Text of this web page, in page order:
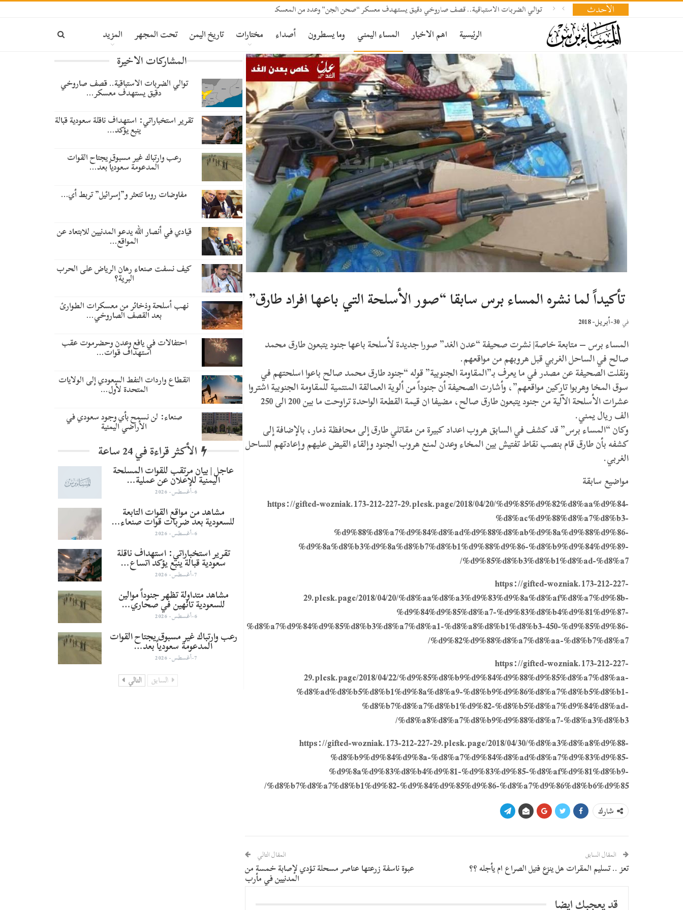
الأحدث توالي الضربات الاستباقية.. قصف صاروخي دقيق يستهدف معسكر “صحن الجن” وعدد من المعسكرات بمأرب
الرئيسية اهم الاخبار المساء اليمني وما يسطرون أصداء مختارات تاريخ اليمن تحت المجهر المزيد
تأكيداً لما نشره المساء برس سابقا “صور الأسلحة التي باعها افراد طارق”
في 30-أبريل- 2018
المساء برس – متابعة خاصة| نشرت صحيفة “عدن الغد” صورا جديدة لأسلحة باعها جنود يتبعون طارق محمد
صالح في الساحل الغربي قبل هروبهم من مواقعهم.
ونقلت الصحيفة عن مصدر في ما يعرف بـ”المقاومة الجنوبية” قوله “جنود طارق محمد صالح باعوا اسلحتهم في
سوق المخا وهربوا تاركين مواقعهم”، وأشارت الصحيفة أن جنوداً من ألوية العمالقة المنتمية للمقاومة الجنوبية اشتروا
عشرات الأسلحة الآلية من جنود يتبعون طارق صالح، مضيفا ان قيمة القطعة الواحدة تراوحت ما بين 200 الى 250
الف ريال يمني.
وكان “المساء برس” قد كشف في السابق هروب اعداد كبيرة من مقاتلي طارق إلى محافظة ذمار، بالإضافة إلى
كشفه بأن طارق قام بنصب نقاط تفتيش بين المخاء وعدن لمنع هروب الجنود وإلقاء القيض عليهم وإعادتهم للساحل
الغربي.
مواضيع سابقة
https://gifted-wozniak.173-212-227-29.plesk.page/2018/04/20/%d9%85%d9%82%d8%aa%d9%84-
%d8%ac%d9%88%d8%a7%d8%b3-
%d9%88%d8%a7%d9%84%d8%ad%d9%88%d8%ab%d9%8a%d9%88%d9%86-
%d9%8a%d8%b3%d9%8a%d8%b7%d8%b1%d9%88%d9%86-%d8%b9%d9%84%d9%89-
%d9%85%d8%b3%d8%b1%d8%ad-%d8%a7/
https://gifted-wozniak.173-212-227-
29.plesk.page/2018/04/20/%d8%aa%d8%a3%d9%83%d9%8a%d8%af%d8%a7%d9%8b-
%d9%84%d9%85%d8%a7-%d9%83%d8%b4%d9%81%d9%87-
%d8%a7%d9%84%d9%85%d8%b3%d8%a7%d8%a1-%d8%a8%d8%b1%d8%b3-450-%d9%85%d9%86-
%d9%82%d9%88%d8%a7%d8%aa-%d8%b7%d8%a7/
https://gifted-wozniak.173-212-227-
29.plesk.page/2018/04/22/%d9%85%d8%b9%d9%84%d9%88%d9%85%d8%a7%d8%aa-
%d8%ad%d8%b5%d8%b1%d9%8a%d8%a9-%d8%b9%d9%86%d8%a7%d8%b5%d8%b1-
%d8%b7%d8%a7%d8%b1%d9%82-%d8%b5%d8%a7%d9%84%d8%ad-
%d8%a8%d8%a7%d8%b9%d9%88%d8%a7-%d8%a3%d8%b3/
https://gifted-wozniak.173-212-227-29.plesk.page/2018/04/30/%d8%a3%d8%a8%d9%88-
%d8%b9%d9%84%d9%8a-%d8%a7%d9%84%d8%ad%d8%a7%d9%83%d9%85-
%d9%8a%d9%83%d8%b4%d9%81-%d9%83%d9%85-%d8%af%d9%81%d8%b9-
%d8%b7%d8%a7%d8%b1%d9%82-%d9%84%d9%85%d9%86-%d8%a7%d9%86%d8%b6%d9%85/
شارك
المقال السابق
تعز .. تسليم المقرات هل ينزع فتيل الصراع ام يأجله ؟؟
المقال التالي
عبوة ناسفة زرعتها عناصر مسحلة تؤدي لإصابة خمسة من
المدنيين في مأرب
قد يعجبك ايضا
المشاركات الاخيرة
توالي الضربات الاستباقية.. قصف صاروخي
دقيق يستهدف معسكر…
تقرير استخباراتي: استهداف ناقلة سعودية قبالة
ينبع يؤكد…
رعب وارتباك غير مسبوق يجتاح القوات
المدعومة سعودياً بعد…
مفاوضات روما تتعثر و”إسرائيل” تربط أي…
قيادي في أنصار الله يدعو المدنيين للابتعاد عن
المواقع…
كيف نسفت صنعاء رهان الرياض على الحرب
البرية؟
نهب أسلحة وذخائر من معسكرات الطوارئ
بعد القصف الصاروخي…
احتفالات في يافع وعدن وحضرموت عقب
استهداف قوات…
انقطاع واردات النفط السعودي إلى الولايات
المتحدة لأول…
صنعاء: لن نسمح بأي وجود سعودي في
الأراضي اليمنية
الأكثر قراءة في 24 ساعة
عاجل | بيان مرتقب للقوات المسلحة
اليمنية للإعلان عن عملية…
6-أغسطس- 2026
مشاهد من مواقع القوات التابعة
للسعودية بعد ضربات قوات صنعاء…
6-أغسطس- 2026
تقرير استخباراتي: استهداف ناقلة
سعودية قبالة ينبع يؤكد اتساع…
7-أغسطس- 2026
مشاهد متداولة تظهر جنوداً موالين
للسعودية تائهين في صحاري…
6-أغسطس- 2026
رعب وارتباك غير مسبوق يجتاح القوات
المدعومة سعودياً بعد…
7-أغسطس- 2026
السابق التالي